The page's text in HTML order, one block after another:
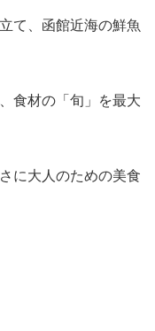
て、函館近海の鮮魚
食材の「旬」を最大
に大人のための美食